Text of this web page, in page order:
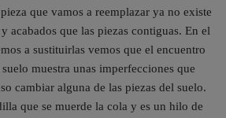
que vamos a reemplazar ya no existe
acabados que las piezas contiguas. En el
a sustituirlas vemos que el encuentro
muestra unas imperfecciones que
cambiar alguna de las piezas del suelo.
que se muerde la cola y es un hilo de